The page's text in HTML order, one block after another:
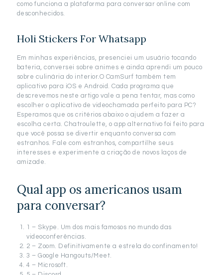
como funciona a plataforma para conversar online com
desconhecidos.
Holi Stickers For Whatsapp
Em minhas experiências, presenciei um usuário tocando
bateria, conversei sobre animes e ainda aprendi um pouco
sobre culinária do interior.O CamSurf também tem
aplicativo para iOS e Android. Cada programa que
descrevemos neste artigo vale a pena tentar, mas como
escolher o aplicativo de videochamada perfeito para PC?
Esperamos que os critérios abaixo o ajudem a fazer a
escolha certa. Chatroulette, o app alternativo foi feito para
que você possa se divertir enquanto conversa com
estranhos. Fale com estranhos, compartilhe seus
interesses e experimente a criação de novos laços de
amizade.
Qual app os americanos usam
para conversar?
1 – Skype. Um dos mais famosos no mundo das
videoconferências.
2 – Zoom. Definitivamente a estrela do confinamento!
3 – Google Hangouts/Meet.
4 – Microsoft.